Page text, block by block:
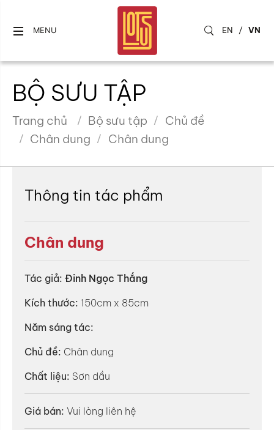
MENU EN / VN
BỘ SƯU TẬP
Trang chủ Bộ sưu tập
Chủ đề
Chân dung
Chân dung
Thông tin tác phẩm
Chân dung
Tác giả: Đinh Ngọc Thắng
Kích thước: 150cm x 85cm
Năm sáng tác:
Chủ đề: Chân dung
Chất liệu: Sơn dầu
Giá bán: Vui lòng liên hệ